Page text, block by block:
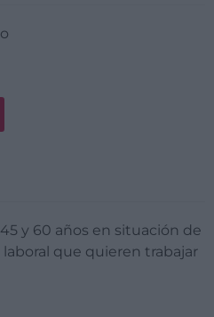
y 60 años en situación de
que quieren trabajar